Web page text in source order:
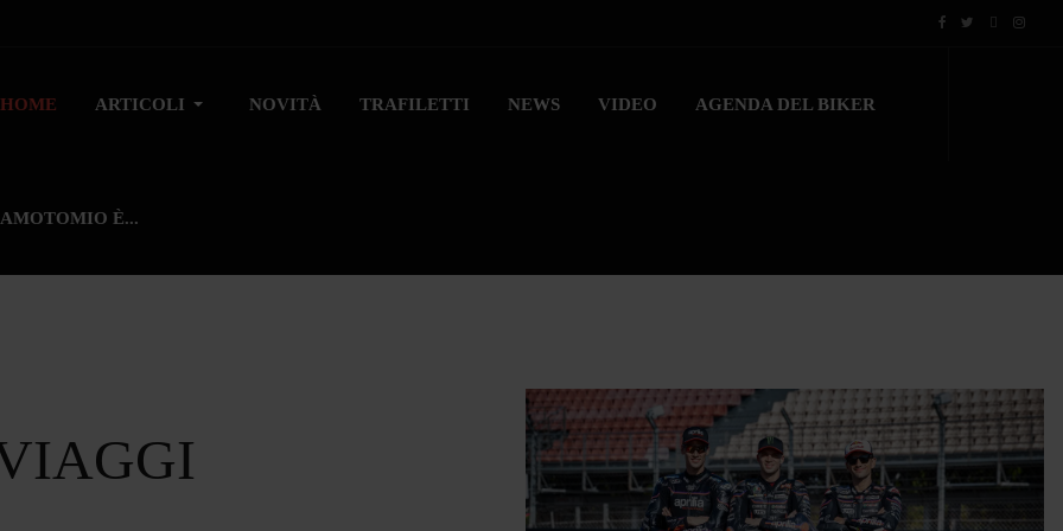
HOME ARTICOLI NOVITÀ TRAFILETTI NEWS VIDEO AGENDA DEL BIKER
AMOTOMIO È...